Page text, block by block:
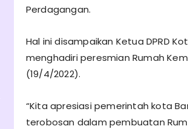
Perdagangan.
Hal ini disampaikan Ketua DPRD
menghadiri peresmian Rumah
(19/4/2022).
“Kita apresiasi pemerintah kota
terobosan dalam pembuatan